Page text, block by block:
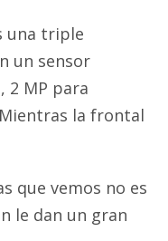
una triple
un sensor
2 MP para
la frontal
que vemos no es
le dan un gran